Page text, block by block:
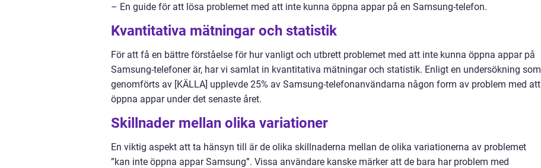
– En guide för att lösa problemet med att inte kunna öppna appar på en Samsung-telefon.
Kvantitativa mätningar och statistik
För att få en bättre förståelse för hur vanligt och utbrett problemet med att inte kunna öppna appar på
Samsung-telefoner är, har vi samlat in kvantitativa mätningar och statistik. Enligt en undersökning som
genomförts av [KÄLLA] upplevde 25% av Samsung-telefonanvändarna någon form av problem med att
öppna appar under det senaste året.
Skillnader mellan olika variationer
En viktig aspekt att ta hänsyn till är de olika skillnaderna mellan de olika variationerna av problemet
”kan inte öppna appar Samsung”. Vissa användare kanske märker att de bara har problem med